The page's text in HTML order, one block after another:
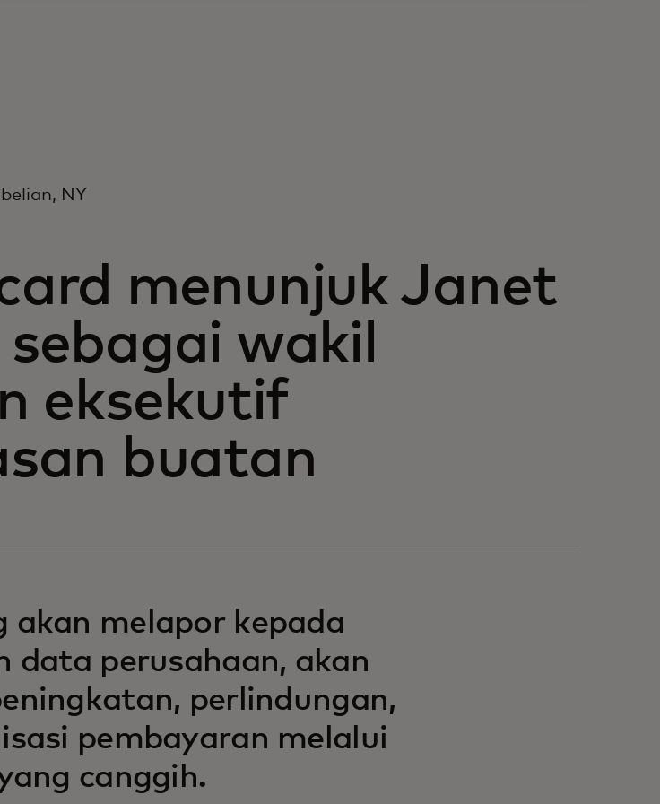
NY
menunjuk Janet
wakil
eksekutif
buatan
akan melapor kepada
data perusahaan, akan
perlindungan,
pembayaran melalui
canggih.